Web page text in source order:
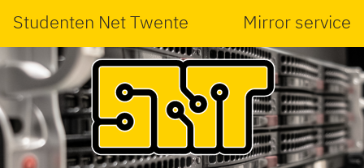
Studenten Net Twente Mirror service